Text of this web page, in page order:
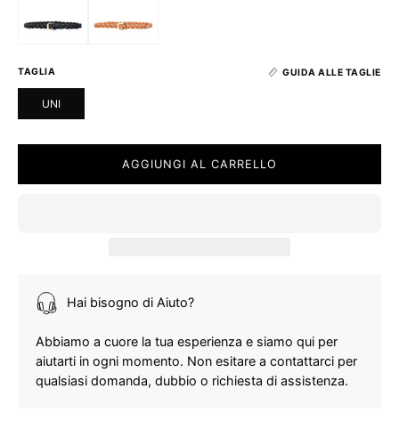
TAGLIA GUIDA ALLE TAGLIE
UNI
AGGIUNGI AL CARRELLO
Hai bisogno di Aiuto?
Abbiamo a cuore la tua esperienza e siamo qui per
aiutarti in ogni momento. Non esitare a contattarci per
qualsiasi domanda, dubbio o richiesta di assistenza.